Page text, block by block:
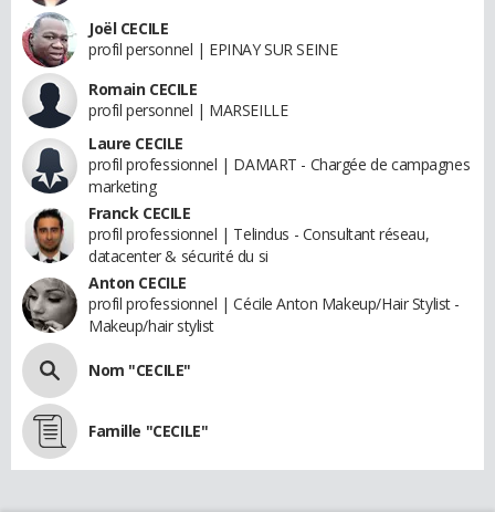
Joël CECILE
profil personnel | EPINAY SUR SEINE
Romain CECILE
profil personnel | MARSEILLE
Laure CECILE
profil professionnel | DAMART - Chargée de campagnes
marketing
Franck CECILE
profil professionnel | Telindus - Consultant réseau,
datacenter & sécurité du si
Anton CECILE
profil professionnel | Cécile Anton Makeup/Hair Stylist -
Makeup/hair stylist
Nom "CECILE"
Famille "CECILE"